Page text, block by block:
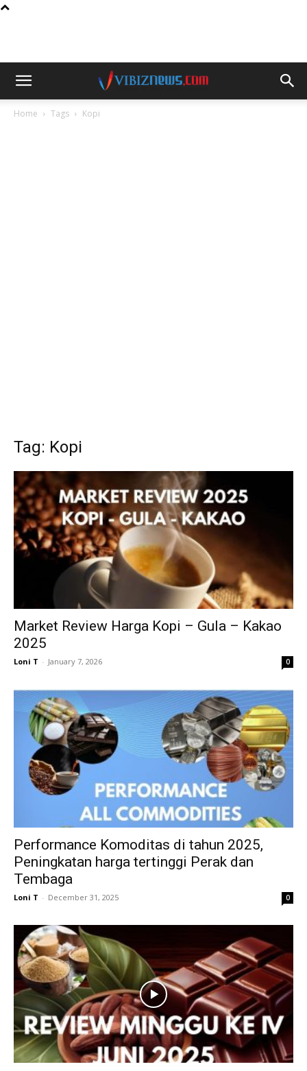
Home Tags Kopi
Tag: Kopi
Market Review Harga Kopi – Gula – Kakao
2025
Loni T - January 7, 2026 0
Performance Komoditas di tahun 2025,
Peningkatan harga tertinggi Perak dan
Tembaga
Loni T - December 31, 2025 0